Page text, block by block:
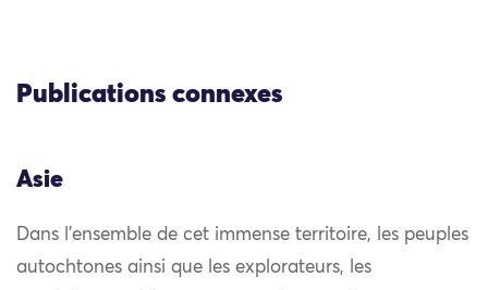
Publications connexes
Asie
Dans l’ensemble de cet immense territoire, les peuples
autochtones ainsi que les explorateurs, les